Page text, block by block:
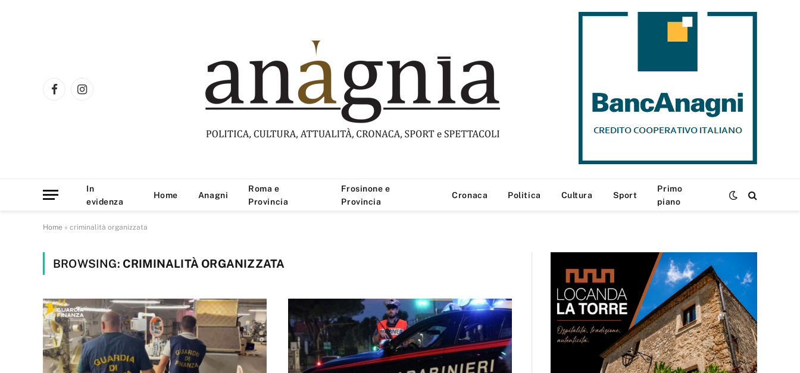
FacebookInstagram
In
evidenza
Home Anagni
Roma e
Provincia
Frosinone e
Provincia
Cronaca Politica Cultura Sport
Primo
piano
Home » criminalità organizzata
BROWSING: CRIMINALITÀ ORGANIZZATA